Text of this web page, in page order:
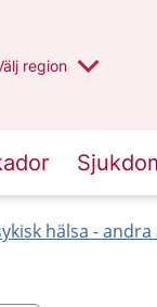
har valt region
en annan
region
hälsa -